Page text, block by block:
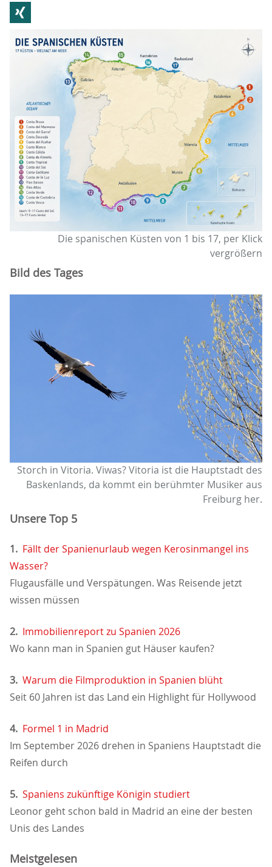
Die spanischen Küsten von 1 bis 17, per Klick
vergrößern
Bild des Tages
Storch in Vitoria. Viwas? Vitoria ist die Hauptstadt des
Baskenlands, da kommt ein berühmter Musiker aus
Freiburg her.
Unsere Top 5
1. Fällt der Spanienurlaub wegen Kerosinmangel ins
Wasser?
Flugausfälle und Verspätungen. Was Reisende jetzt
wissen müssen
2. Immobilienreport zu Spanien 2026
Wo kann man in Spanien gut Häuser kaufen?
3. Warum die Filmproduktion in Spanien blüht
Seit 60 Jahren ist das Land ein Highlight für Hollywood
4. Formel 1 in Madrid
Im September 2026 drehen in Spaniens Hauptstadt die
Reifen durch
5. Spaniens zukünftige Königin studiert
Leonor geht schon bald in Madrid an eine der besten
Unis des Landes
Meistgelesen